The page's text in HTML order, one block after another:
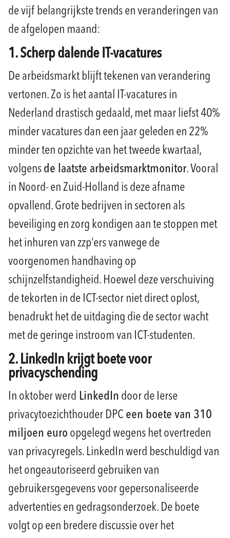
de vijf belangrijkste trends en veranderingen van
de afgelopen maand:
1. Scherp dalende IT-vacatures
De arbeidsmarkt blijft tekenen van verandering
vertonen. Zo is het aantal IT-vacatures in
Nederland drastisch gedaald, met maar liefst 40%
minder vacatures dan een jaar geleden en 22%
minder ten opzichte van het tweede kwartaal,
volgens de laatste arbeidsmarktmonitor. Vooral
in Noord- en Zuid-Holland is deze afname
opvallend. Grote bedrijven in sectoren als
beveiliging en zorg kondigen aan te stoppen met
het inhuren van zzp’ers vanwege de
voorgenomen handhaving op
schijnzelfstandigheid. Hoewel deze verschuiving
de tekorten in de ICT-sector niet direct oplost,
benadrukt het de uitdaging die de sector wacht
met de geringe instroom van ICT-studenten.
2. LinkedIn krijgt boete voor
privacyschending
In oktober werd LinkedIn door de Ierse
privacytoezichthouder DPC een boete van 310
miljoen euro opgelegd wegens het overtreden
van privacyregels. LinkedIn werd beschuldigd van
het ongeautoriseerd gebruiken van
gebruikersgegevens voor gepersonaliseerde
advertenties en gedragsonderzoek. De boete
volgt op een bredere discussie over het